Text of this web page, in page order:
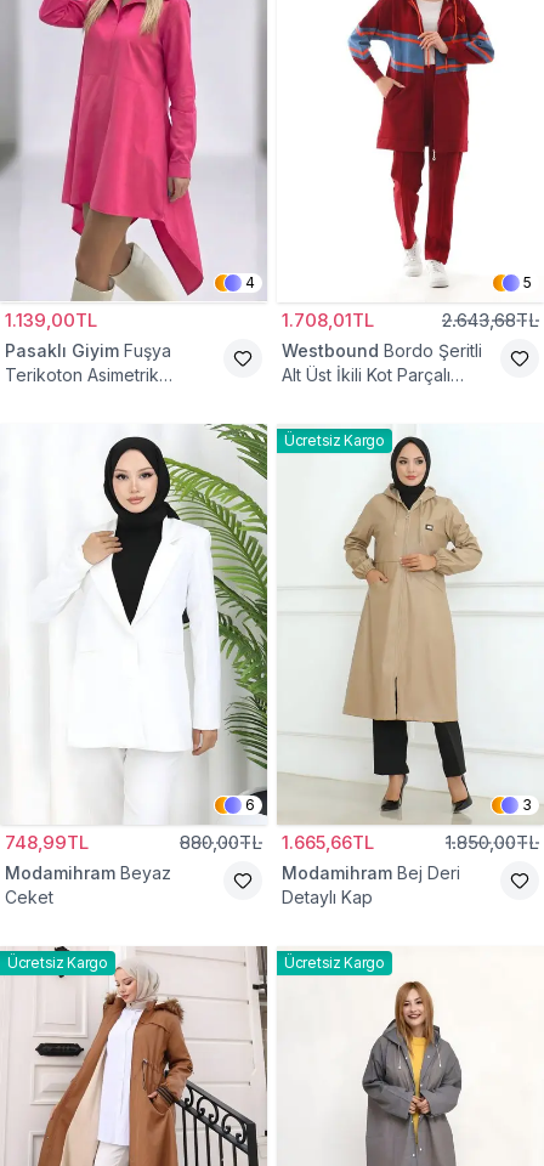
4
1.139,00TL
Pasaklı Giyim Fuşya
Terikoton Asimetrik
5
1.708,01TL 2.643,68TL
Westbound Bordo Şeritli
Alt Üst İkili Kot Parçalı
6
748,99TL 880,00TL
Modamihram Beyaz
Ceket
Ücretsiz Kargo
3
1.665,66TL 1.850,00TL
Modamihram Bej Deri
Detaylı Kap
Ücretsiz Kargo Ücretsiz Kargo